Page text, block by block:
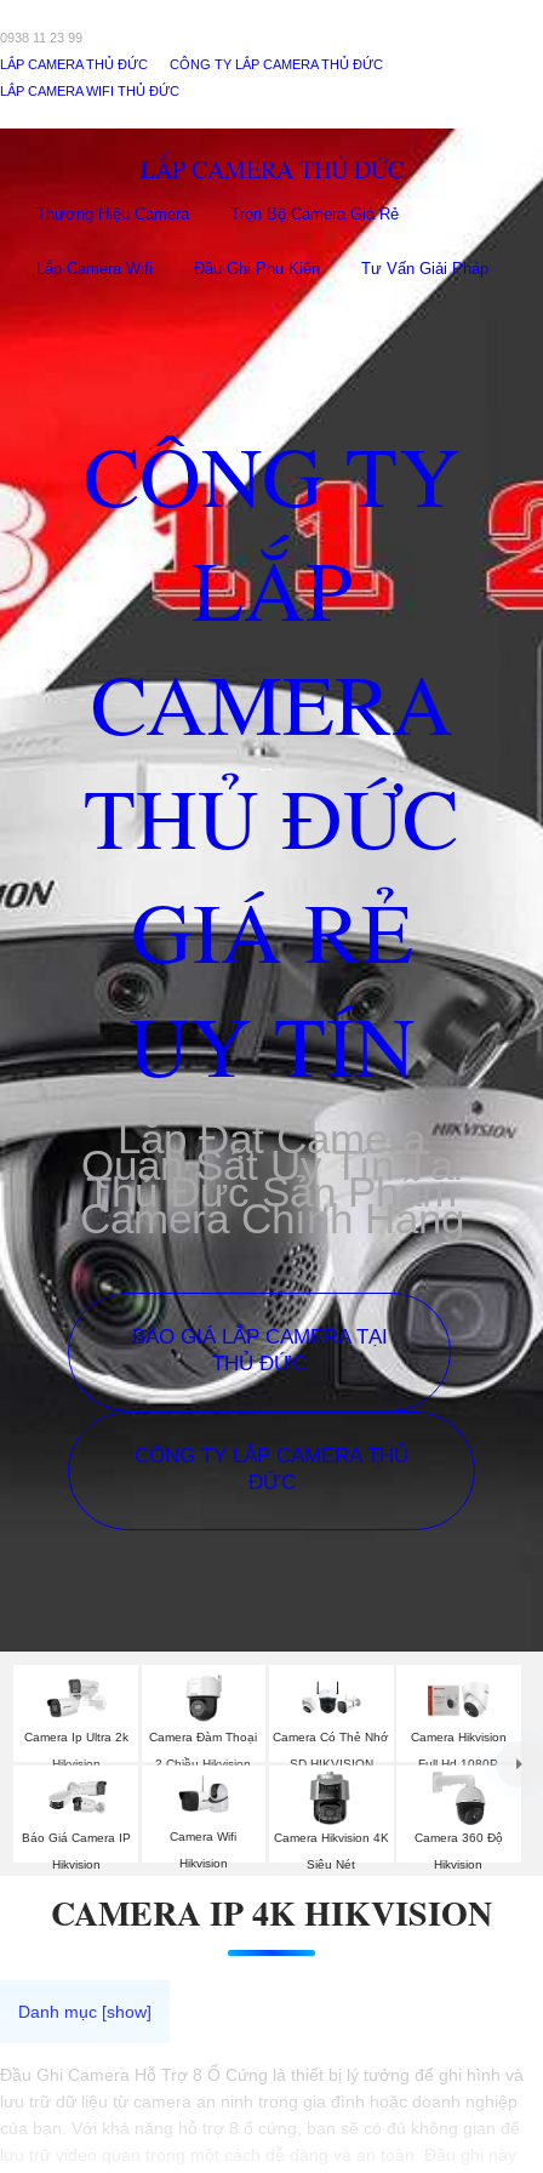
0938 11 23 99
LẮP CAMERA THỦ ĐỨC
CÔNG TY LẮP CAMERA THỦ ĐỨC
LẮP CAMERA WIFI THỦ ĐỨC
LẮP CAMERA THỦ ĐỨC
Thương Hiệu Camera Trọn Bộ Camera Giá Rẻ
Lắp Camera Wifi Đầu Ghi Phụ Kiên Tư Vấn Giải Pháp
CÔNG TY
LẮP
CAMERA
THỦ ĐỨC
GIÁ RẺ
UY TÍN
Lắp Đặt Camera
Quan Sát Uy Tín Tại
Thủ Đức Sản Phẩm
Camera Chính Hãng
BÁO GIÁ LẮP CAMERA TẠI
THỦ ĐỨC
CÔNG TY LẮP CAMERA THỦ
ĐỨC
Camera Ip Ultra 2k
Hikvision
Camera Đàm Thoại
2 Chiều Hikvision
Camera Có Thẻ Nhớ
SD HIKVISION
Camera Hikvision
Full Hd 1080P
Báo Giá Camera IP
Hikvision
Camera Wifi
Hikvision
Camera Hikvision 4K
Siêu Nét
Camera 360 Độ
Hikvision
CAMERA IP 4K HIKVISION
Đầu Ghi Camera Hỗ Trợ 8 Ổ Cứng là thiết bị lý tưởng để ghi hình và
lưu trữ dữ liệu từ camera an ninh trong gia đình hoặc doanh nghiệp
của bạn. Với khả năng hỗ trợ 8 ổ cứng, bạn sẽ có đủ không gian để